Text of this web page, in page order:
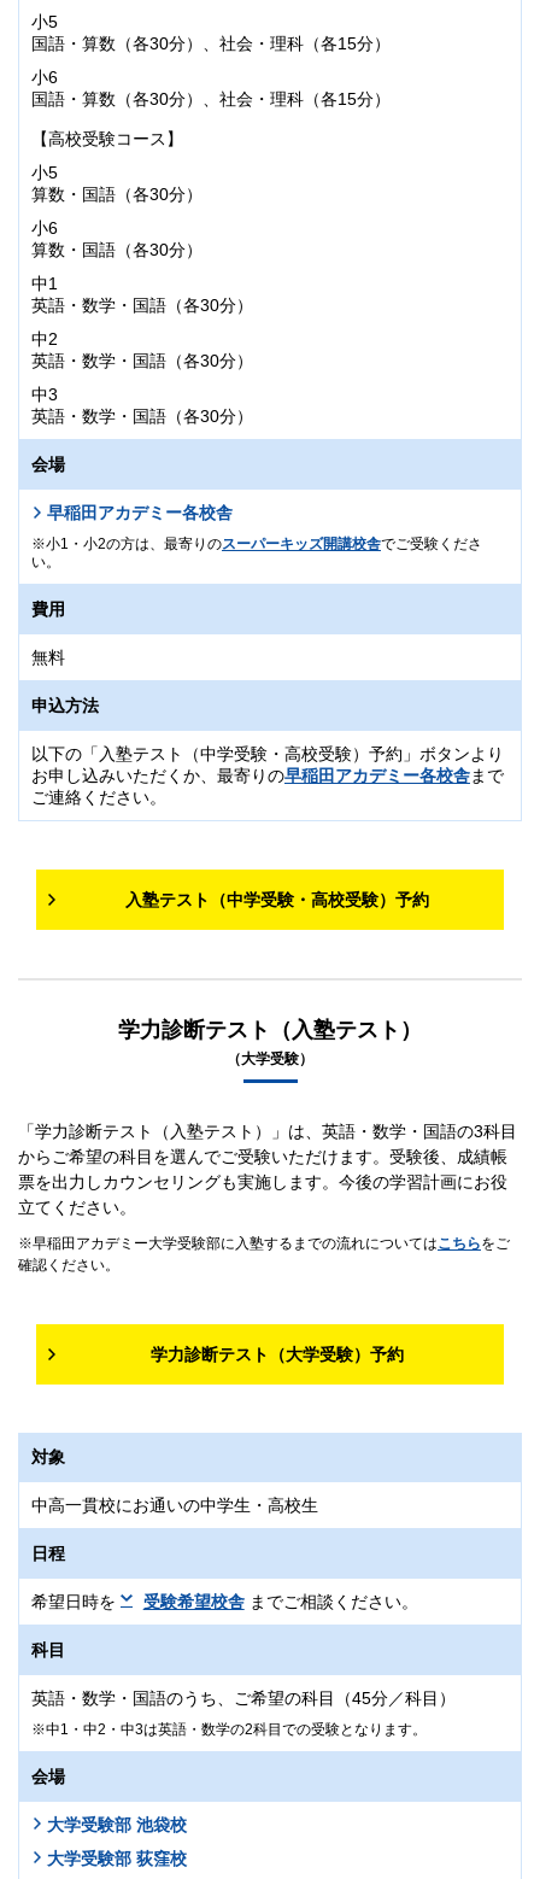
小5
国語・算数（各30分）、社会・理科（各15分）
小6
国語・算数（各30分）、社会・理科（各15分）
【高校受験コース】
小5
算数・国語（各30分）
小6
算数・国語（各30分）
中1
英語・数学・国語（各30分）
中2
英語・数学・国語（各30分）
中3
英語・数学・国語（各30分）
会場
早稲田アカデミー各校舎
小1・小2の方は、最寄りのスーパーキッズ開講校舎でご受験くださ
い。
費用
無料
申込方法
以下の「入塾テスト（中学受験・高校受験）予約」ボタンより
お申し込みいただくか、最寄りの早稲田アカデミー各校舎まで
ご連絡ください。
入塾テスト（中学受験・高校受験）予約
学力診断テスト（入塾テスト）
（大学受験）
「学力診断テスト（入塾テスト）」は、英語・数学・国語の3科目
からご希望の科目を選んでご受験いただけます。受験後、成績帳
票を出力しカウンセリングも実施します。今後の学習計画にお役
立てください。
早稲田アカデミー大学受験部に入塾するまでの流れについてはこちらをご
確認ください。
学力診断テスト（大学受験）予約
対象
中高一貫校にお通いの中学生・高校生
日程
希望日時を 受験希望校舎までご相談ください。
科目
英語・数学・国語のうち、ご希望の科目（45分／科目）
中1・中2・中3は英語・数学の2科目での受験となります。
会場
大学受験部 池袋校
大学受験部 荻窪校